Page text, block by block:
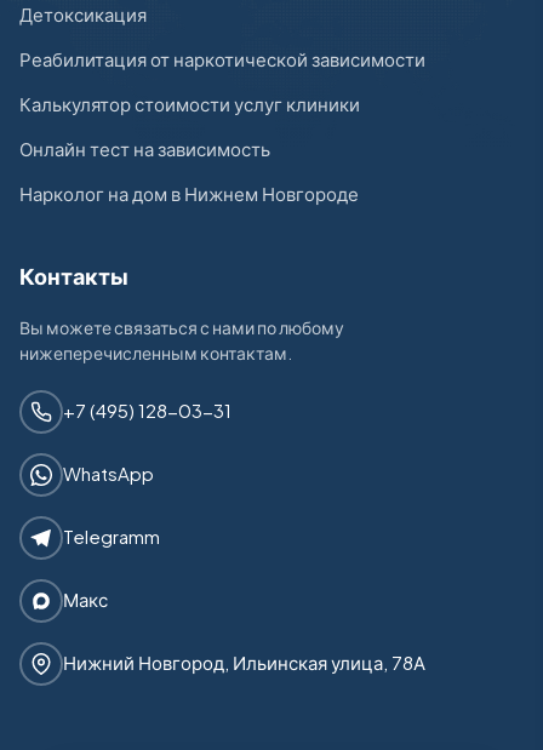
Детоксикация
Реабилитация от наркотической зависимости
Калькулятор стоимости услуг клиники
Онлайн тест на зависимость
Нарколог на дом в Нижнем Новгороде
Контакты
Вы можете связаться с нами по любому
нижеперечисленным контактам.
+7 (495) 128-03-31
WhatsApp
Telegramm
Макс
Нижний Новгород, Ильинская улица, 78А